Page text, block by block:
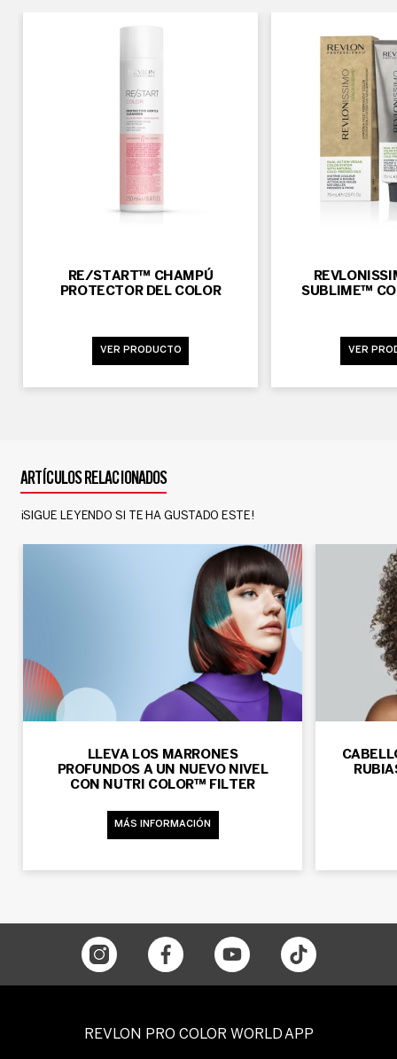
RE/START™ CHAMPÚ
PROTECTOR DEL COLOR
VER PRODUCTO
SUBLIME™
VER
ARTÍCULOS RELACIONADOS
¡SIGUE LEYENDO SI TE HA GUSTADO ESTE!
LLEVA LOS MARRONES
PROFUNDOS A UN NUEVO NIVEL
CON NUTRI COLOR™ FILTER
MÁS INFORMACIÓN
REVLON PRO COLOR WORLD APP